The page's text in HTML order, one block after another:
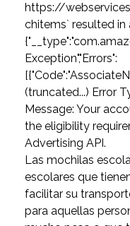
https://
chitems` resulted in
Exception","Errors":
(truncated...) Error
Message: Your
the eligibility
Advertising API.
Las mochilas
escolares que
facilitar su
para aquellas